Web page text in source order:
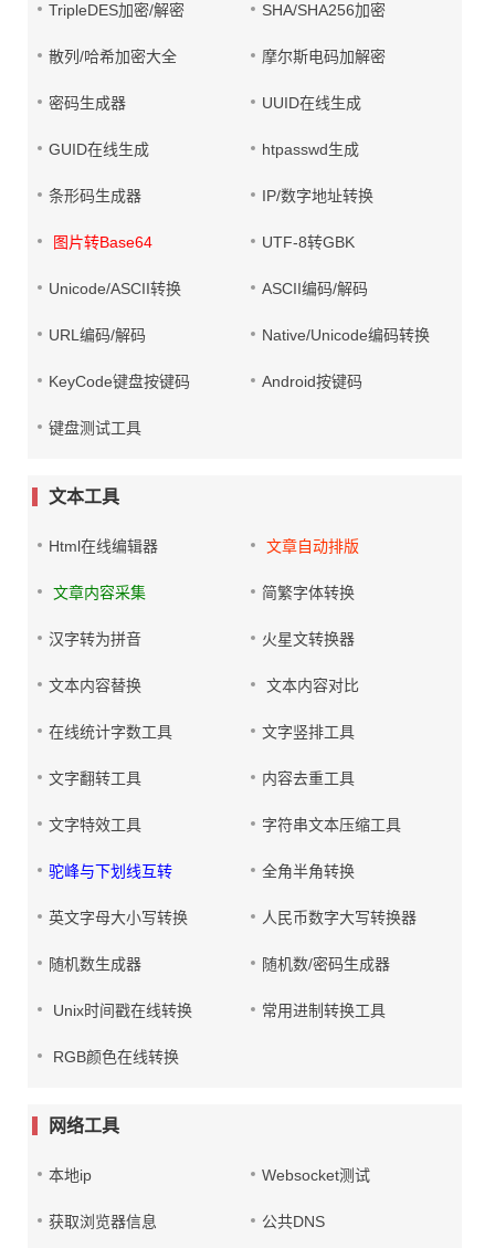
TripleDES加密/解密 SHA/SHA256加密
散列/哈希加密大全 摩尔斯电码加解密
密码生成器 UUID在线生成
GUID在线生成 htpasswd生成
条形码生成器 IP/数字地址转换
图片转Base64 UTF-8转GBK
Unicode/ASCII转换 ASCII编码/解码
URL编码/解码 Native/Unicode编码转换
KeyCode键盘按键码 Android按键码
键盘测试工具
文本工具
Html在线编辑器 文章自动排版
文章内容采集 简繁字体转换
汉字转为拼音 火星文转换器
文本内容替换 文本内容对比
在线统计字数工具 文字竖排工具
文字翻转工具 内容去重工具
文字特效工具 字符串文本压缩工具
驼峰与下划线互转 全角半角转换
英文字母大小写转换 人民币数字大写转换器
随机数生成器 随机数/密码生成器
Unix时间戳在线转换 常用进制转换工具
RGB颜色在线转换
网络工具
本地ip Websocket测试
获取浏览器信息 公共DNS